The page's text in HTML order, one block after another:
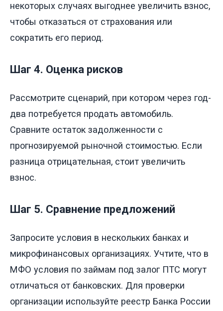
некоторых случаях выгоднее увеличить взнос,
чтобы отказаться от страхования или
сократить его период.
Шаг 4. Оценка рисков
Рассмотрите сценарий, при котором через год-
два потребуется продать автомобиль.
Сравните остаток задолженности с
прогнозируемой рыночной стоимостью. Если
разница отрицательная, стоит увеличить
взнос.
Шаг 5. Сравнение предложений
Запросите условия в нескольких банках и
микрофинансовых организациях. Учтите, что в
МФО условия по займам под залог ПТС могут
отличаться от банковских. Для проверки
организации используйте реестр Банка России